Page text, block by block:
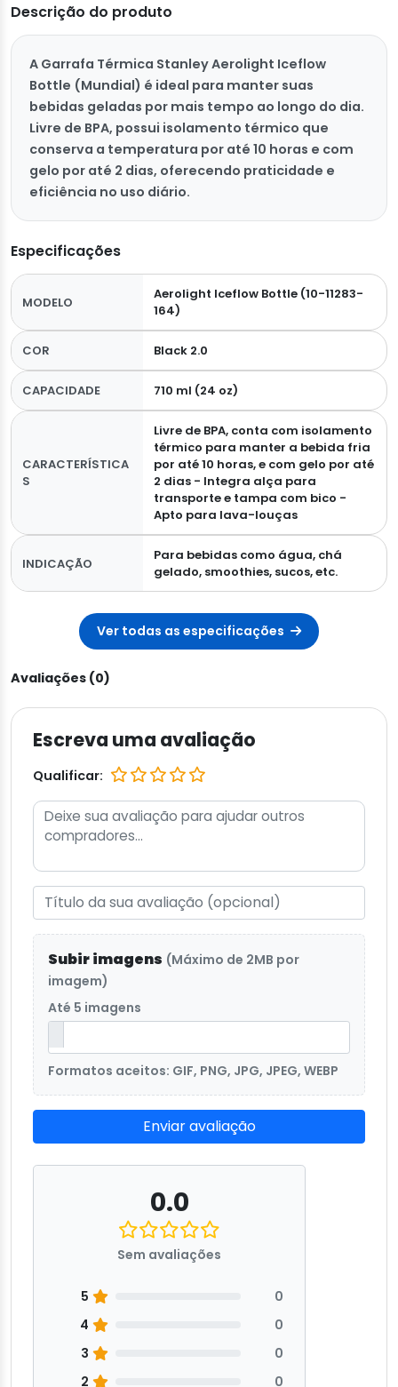
Descrição do produto
A Garrafa Térmica Stanley Aerolight Iceflow
Bottle (Mundial) é ideal para manter suas
bebidas geladas por mais tempo ao longo do dia.
Livre de BPA, possui isolamento térmico que
conserva a temperatura por até 10 horas e com
gelo por até 2 dias, oferecendo praticidade e
eficiência no uso diário.
Especificações
MODELO
Aerolight Iceflow Bottle (10-11283-
164)
COR Black 2.0
CAPACIDADE 710 ml (24 oz)
CARACTERÍSTICA
S
Livre de BPA, conta com isolamento
térmico para manter a bebida fria
por até 10 horas, e com gelo por até
2 dias - Integra alça para
transporte e tampa com bico -
Apto para lava-louças
INDICAÇÃO
Para bebidas como água, chá
gelado, smoothies, sucos, etc.
Ver todas as especificações
Avaliações (0)
Escreva uma avaliação
Qualificar:
Subir imagens (Máximo de 2MB por
imagem)
Até 5 imagens
Formatos aceitos: GIF, PNG, JPG, JPEG, WEBP
Enviar avaliação
0.0
Sem avaliações
5
0
4
0
3
0
2
0